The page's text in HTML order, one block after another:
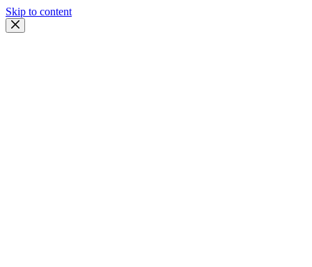
Skip to content